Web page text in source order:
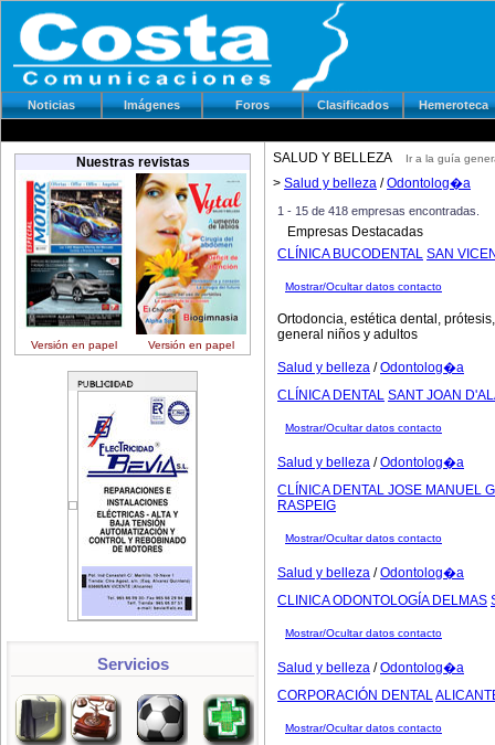
Noticias Imágenes Foros Clasificados Hemeroteca
Nuestras revistas
Versión en papel Versión en papel
Servicios
SALUD Y BELLEZA Ir a la guía
> Salud y belleza /Odontolog�a
1 - 15 de 418 empresas encontradas.
Empresas Destacadas
CLÍNICA BUCODENTAL SAN
Mostrar/Ocultar datos contacto
Ortodoncia, estética dental,
general niños y adultos
Salud y belleza /Odontolog�a
CLÍNICA DENTAL SANT JOAN
Mostrar/Ocultar datos contacto
Salud y belleza /Odontolog�a
CLÍNICA DENTAL JOSE MANUEL
RASPEIG
Mostrar/Ocultar datos contacto
Salud y belleza /Odontolog�a
CLINICA ODONTOLOGÍA DELMAS
Mostrar/Ocultar datos contacto
Salud y belleza /Odontolog�a
CORPORACIÓN DENTAL
Mostrar/Ocultar datos contacto